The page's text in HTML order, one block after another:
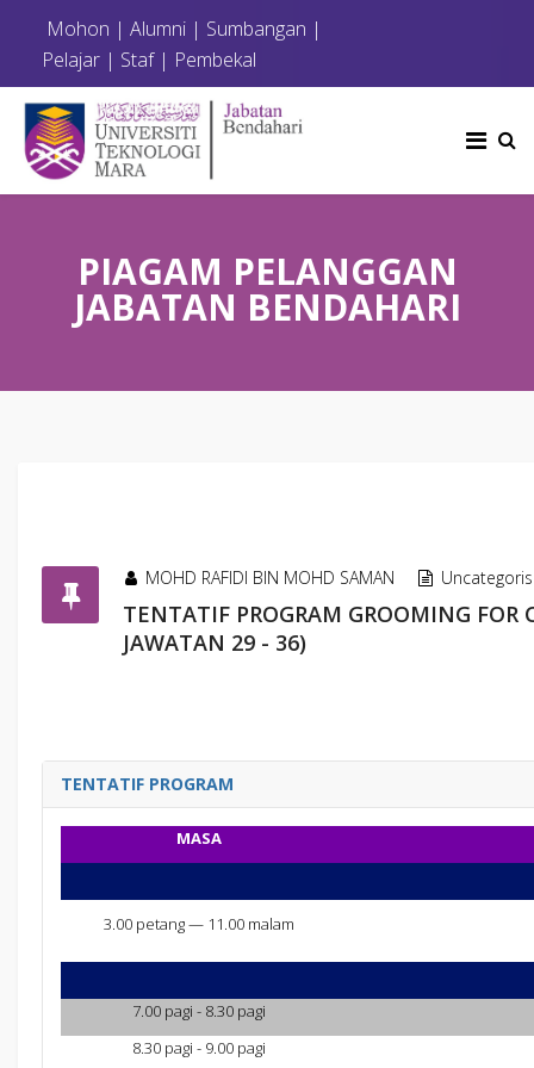
Mohon | Alumni | Sumbangan |
Pelajar | Staf| Pembekal
PIAGAM PELANGGAN
JABATAN BENDAHARI
MOHD RAFIDI BIN MOHD SAMAN
TENTATIF PROGRAM GROOMING FOR
JAWATAN 29 - 36)
TENTATIF PROGRAM
MASA
3.00 petang — 11.00 malam
7.00 pagi - 8.30 pagi
8.30 pagi - 9.00 pagi